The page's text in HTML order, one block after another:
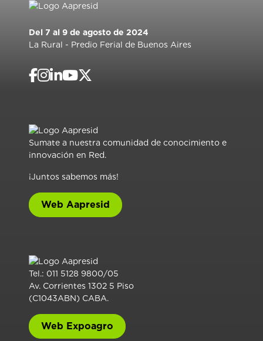
Del 7 al 9 de agosto de 2024
La Rural - Predio Ferial de Buenos Aires
Sumate a nuestra comunidad de conocimiento e
innovación en Red.
¡Juntos sabemos más!
Web Aapresid
Tel.: 011 5128 9800/05
Av. Corrientes 1302 5 Piso
(C1043ABN) CABA.
Web Expoagro